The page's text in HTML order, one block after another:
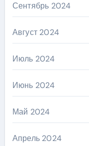
Сентябрь 2024
Август 2024
Июль 2024
Июнь 2024
Май 2024
Апрель 2024